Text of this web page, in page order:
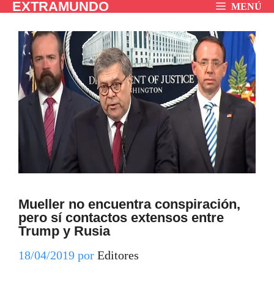
Saltar
contenido
EXTRAMUNDO MENÚ
Mueller no encuentra conspiración,
pero sí contactos extensos entre
Trump y Rusia
18/04/2019 por Editores